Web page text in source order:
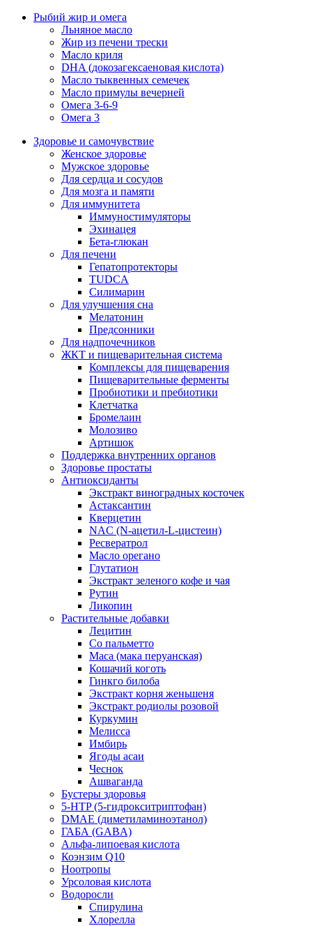
Рыбий жир и омега
Льняное масло
Жир из печени трески
Масло криля
DHA (докозагексаеновая кислота)
Масло тыквенных семечек
Масло примулы вечерней
Омега 3-6-9
Омега 3
Здоровье и самочувствие
Женское здоровье
Мужское здоровье
Для сердца и сосудов
Для мозга и памяти
Для иммунитета
Иммуностимуляторы
Эхинацея
Бета-глюкан
Для печени
Гепатопротекторы
TUDCA
Силимарин
Для улучшения сна
Мелатонин
Предсонники
Для надпочечников
ЖКТ и пищеварительная система
Комплексы для пищеварения
Пищеварительные ферменты
Пробиотики и пребиотики
Клетчатка
Бромелаин
Молозиво
Артишок
Поддержка внутренних органов
Здоровье простаты
Антиоксиданты
Экстракт виноградных косточек
Астаксантин
Кверцетин
NAC (N-ацетил-L-цистеин)
Ресвератрол
Масло орегано
Глутатион
Экстракт зеленого кофе и чая
Рутин
Ликопин
Растительные добавки
Лецитин
Со пальметто
Maca (мака перуанская)
Кошачий коготь
Гинкго билоба
Экстракт корня женьшеня
Экстракт родиолы розовой
Куркумин
Мелисса
Имбирь
Ягоды асаи
Чеснок
Ашваганда
Бустеры здоровья
5-HTP (5-гидрокситриптофан)
DMAE (диметиламиноэтанол)
ГАБА (GABA)
Альфа-липоевая кислота
Коэнзим Q10
Ноотропы
Урсоловая кислота
Водоросли
Спирулина
Хлорелла